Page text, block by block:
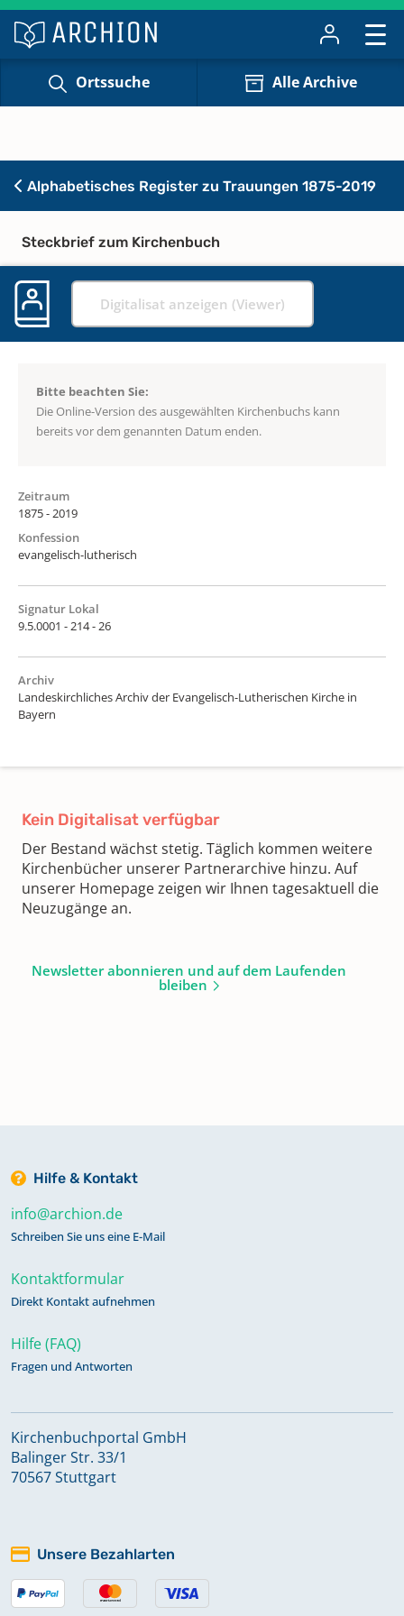
Ortssuche Alle Archive
Alphabetisches Register zu Trauungen 1875-2019
Steckbrief zum Kirchenbuch
Digitalisat anzeigen (Viewer)
Bitte beachten Sie:
Die Online-Version des ausgewählten Kirchenbuchs kann
bereits vor dem genannten Datum enden.
Zeitraum
1875 - 2019
Konfession
evangelisch-lutherisch
Signatur Lokal
9.5.0001 - 214 - 26
Archiv
Landeskirchliches Archiv der Evangelisch-Lutherischen Kirche in
Bayern
Kein Digitalisat verfügbar
Der Bestand wächst stetig. Täglich kommen weitere
Kirchenbücher unserer Partnerarchive hinzu. Auf
unserer Homepage zeigen wir Ihnen tagesaktuell die
Neuzugänge an.
Newsletter abonnieren und auf dem Laufenden
bleiben
Hilfe & Kontakt
info@archion.de
Schreiben Sie uns eine E-Mail
Kontaktformular
Direkt Kontakt aufnehmen
Hilfe (FAQ)
Fragen und Antworten
Kirchenbuchportal GmbH
Balinger Str. 33/1
70567 Stuttgart
Unsere Bezahlarten